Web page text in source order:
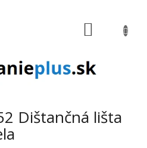
Dištančná lišta